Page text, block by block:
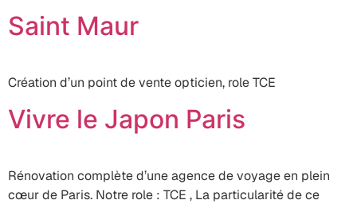
Saint Maur
Création d’un point de vente opticien, role TCE
Vivre le Japon Paris
Rénovation complète d’une agence de voyage en plein
cœur de Paris. Notre role : TCE , La particularité de ce